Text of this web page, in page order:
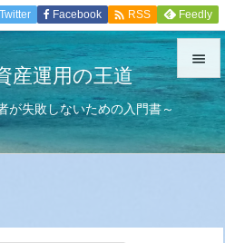
産運用の王道
が失敗しないための入門書～


メニュ

Twitter Facebook  RSS Feedly